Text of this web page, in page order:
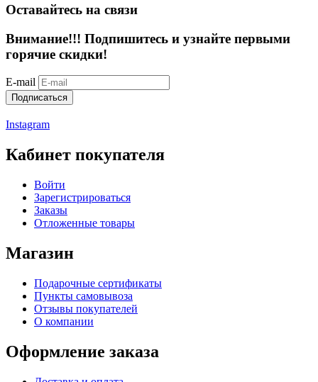
Оставайтесь на связи
Внимание!!! Подпишитесь и узнайте первыми
горячие скидки!
E-mail
Подписаться
Instagram
Кабинет покупателя
Войти
Зарегистрироваться
Заказы
Отложенные товары
Магазин
Подарочные сертификаты
Пункты самовывоза
Отзывы покупателей
О компании
Оформление заказа